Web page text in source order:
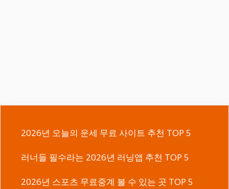
2026년 오늘의 운세 무료 사이트 추천 TOP 5
러너들 필수라는 2026년 러닝앱 추천 TOP 5
2026년 스포츠 무료중계 볼 수 있는 곳 TOP 5